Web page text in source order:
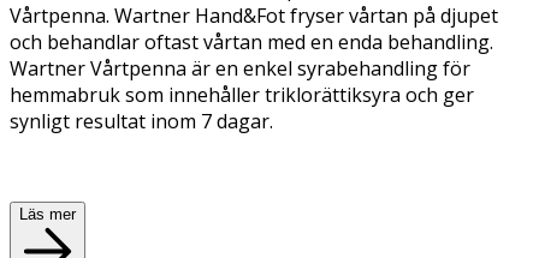
Vårtpenna. Wartner Hand&Fot fryser vårtan på djupet
och behandlar oftast vårtan med en enda behandling.
Wartner Vårtpenna är en enkel syrabehandling för
hemmabruk som innehåller triklorättiksyra och ger
synligt resultat inom 7 dagar.
Läs mer